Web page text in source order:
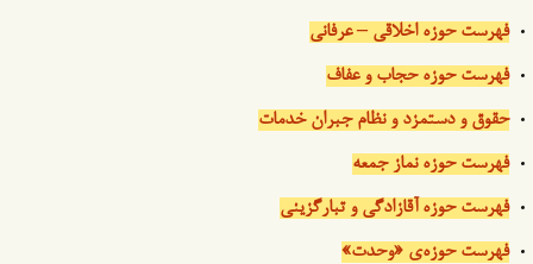
فهرست حوزه اخلاقی – عرفانی
فهرست حوزه حجاب و عفاف
حقوق و دستمزد و نظام جبران خدمات
فهرست حوزه نماز جمعه
فهرست حوزه آقازادگی و تبارگزینی
فهرست حوزه‌ی «وحدت»